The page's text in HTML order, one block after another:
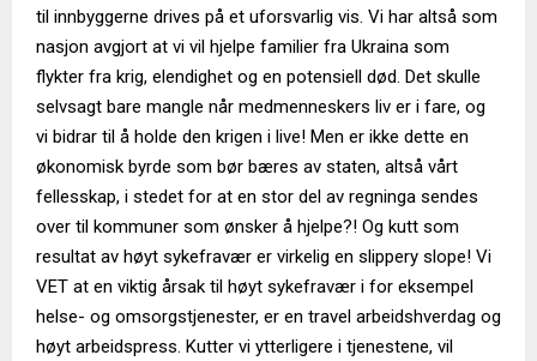
til innbyggerne drives på et uforsvarlig vis. Vi har altså som
nasjon avgjort at vi vil hjelpe familier fra Ukraina som
flykter fra krig, elendighet og en potensiell død. Det skulle
selvsagt bare mangle når medmenneskers liv er i fare, og
vi bidrar til å holde den krigen i live! Men er ikke dette en
økonomisk byrde som bør bæres av staten, altså vårt
fellesskap, i stedet for at en stor del av regninga sendes
over til kommuner som ønsker å hjelpe?! Og kutt som
resultat av høyt sykefravær er virkelig en slippery slope! Vi
VET at en viktig årsak til høyt sykefravær i for eksempel
helse- og omsorgstjenester, er en travel arbeidshverdag og
høyt arbeidspress. Kutter vi ytterligere i tjenestene, vil